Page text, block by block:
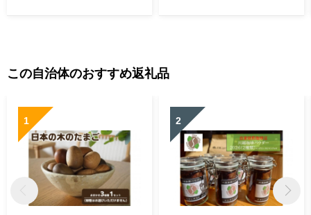
この自治体のおすすめ返礼品
1 2